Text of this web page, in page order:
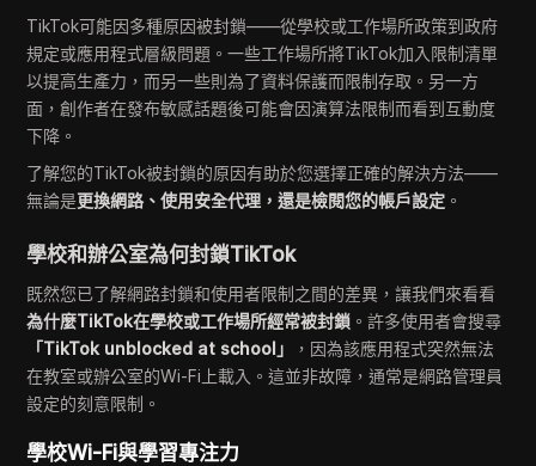
TikTok可能因多種原因被封鎖——從學校或工作場所政策到政府
規定或應用程式層級問題。一些工作場所將TikTok加入限制清單
以提高生產力，而另一些則為了資料保護而限制存取。另一方
面，創作者在發布敏感話題後可能會因演算法限制而看到互動度
下降。
了解您的TikTok被封鎖的原因有助於您選擇正確的解決方法——
無論是更換網路、使用安全代理，還是檢閱您的帳戶設定 。
學校和辦公室為何封鎖TikTok
既然您已了解網路封鎖和使用者限制之間的差異，讓我們來看看
為什麼TikTok在學校或工作場所經常被封鎖 。許多使用者會搜尋
「TikTok unblocked at school」
，因為該應用程式突然無法
在教室或辦公室的Wi-Fi上載入。這並非故障，通常是網路管理員
設定的刻意限制。
學校Wi-Fi與學習專注力